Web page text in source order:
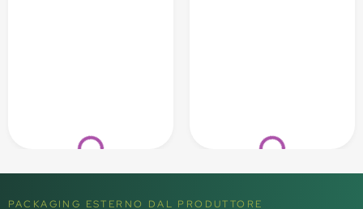
Loading... Loading...
PACKAGING ESTERNO DAL PRODUTTORE